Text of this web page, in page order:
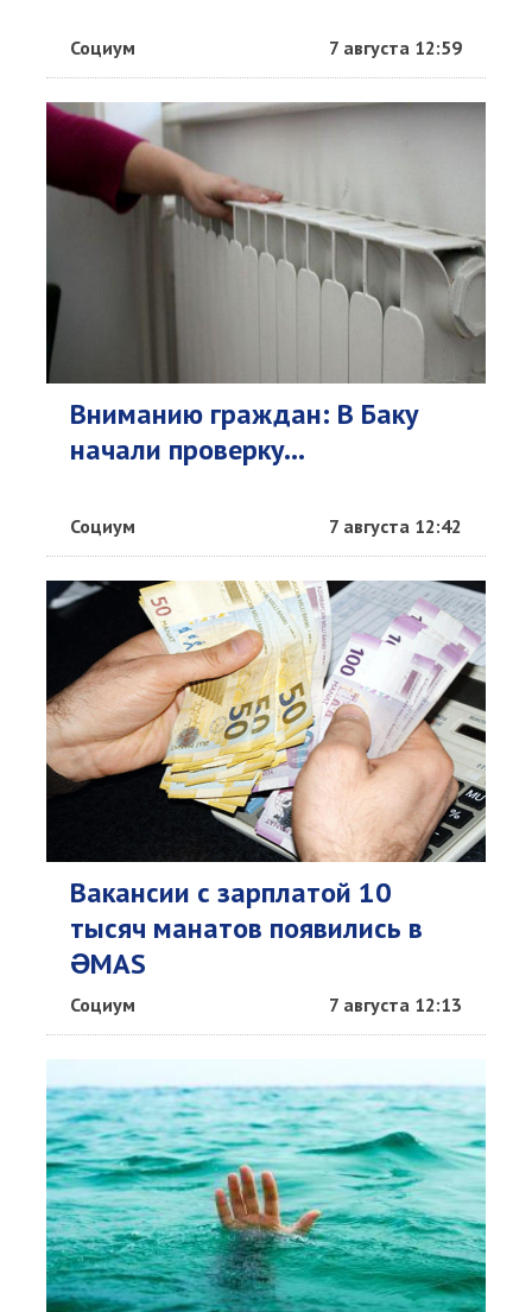
Социум 7 августа 12:59
Вниманию граждан: В Баку
начали проверку...
Социум 7 августа 12:42
Вакансии с зарплатой 10
тысяч манатов появились в
ƏMAS
Социум 7 августа 12:13